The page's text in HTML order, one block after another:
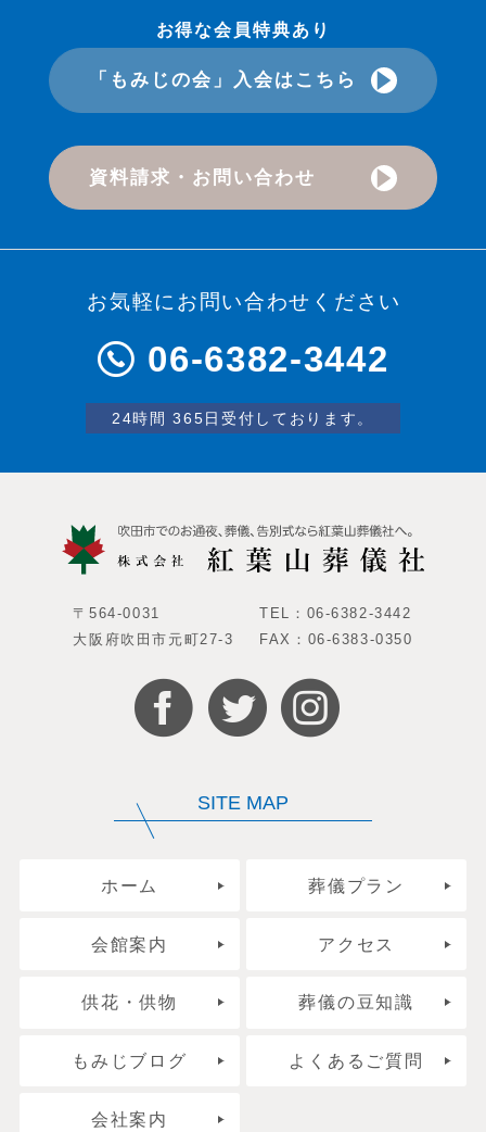
お得な会員特典あり
「もみじの会」入会はこちら
資料請求・お問い合わせ
お気軽にお問い合わせください
06-6382-3442
24時間 365日受付しております。
〒564-0031
大阪府吹田市元町27-3
TEL：06-6382-3442
FAX：06-6383-0350
SITE MAP
ホーム 葬儀プラン
会館案内 アクセス
供花・供物 葬儀の豆知識
もみじブログ よくあるご質問
会社案内